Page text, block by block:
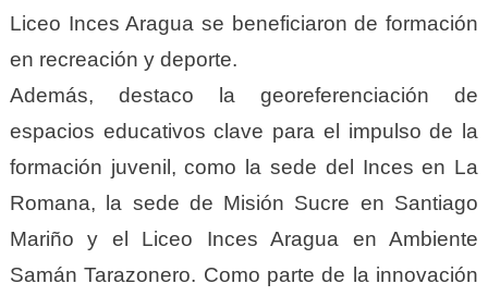
Liceo Inces Aragua se beneficiaron de formación
en recreación y deporte.
Además, destaco la georeferenciación de
espacios educativos clave para el impulso de la
formación juvenil, como la sede del Inces en La
Romana, la sede de Misión Sucre en Santiago
Mariño y el Liceo Inces Aragua en Ambiente
Samán Tarazonero. Como parte de la innovación